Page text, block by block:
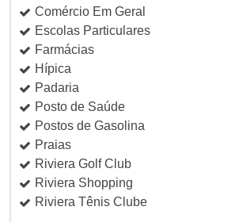
Comércio Em Geral
Escolas Particulares
Farmácias
Hípica
Padaria
Posto de Saúde
Postos de Gasolina
Praias
Riviera Golf Club
Riviera Shopping
Riviera Tênis Clube